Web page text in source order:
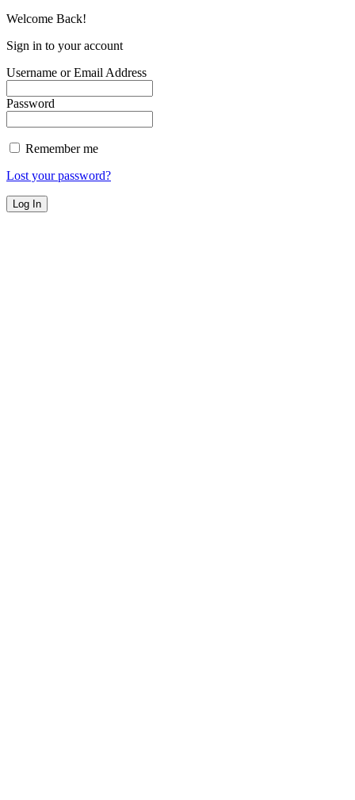
Welcome Back!
Sign in to your account
Username or Email Address
Password
Remember me
Lost your password?